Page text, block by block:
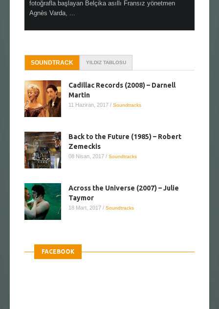
fotoğrafla başlayan Belçika asıllı Fransız yönetmen
Agnès Varda, ...
SOUNDTRACK YILDIZ TABLOSU
Cadillac Records (2008) – Darnell
Martin
11 Haziran, 2017 / Soundtracks
Back to the Future (1985) – Robert
Zemeckis
08 Nisan, 2017 / Soundtracks
Across the Universe (2007) – Julie
Taymor
18 Mart, 2017 / Soundtracks
FACEBOOK